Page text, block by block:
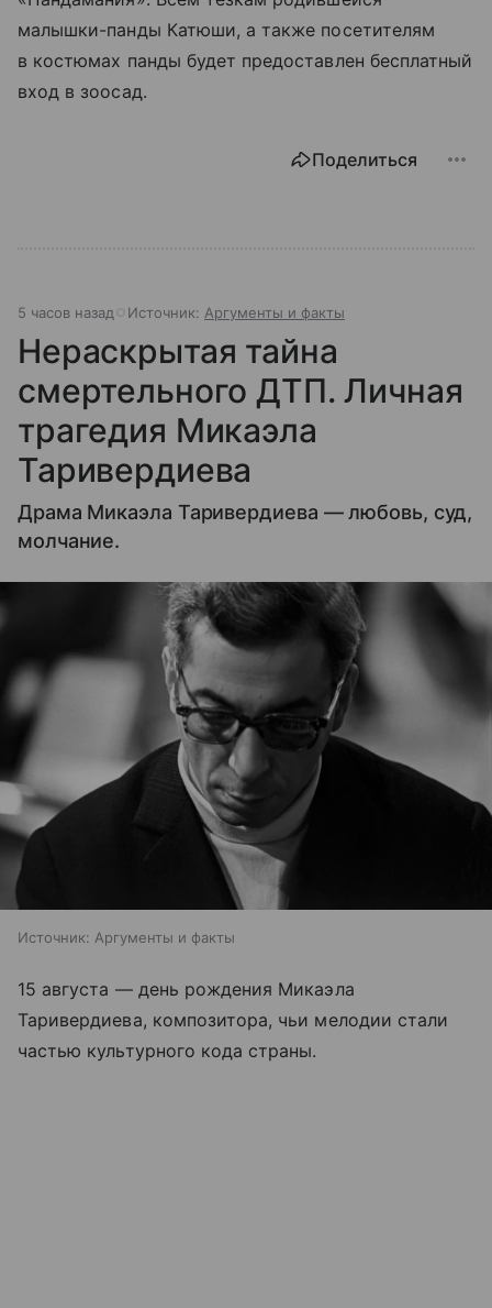
малышки-панды Катюши, а также посетителям
в костюмах панды будет предоставлен бесплатный
вход в зоосад.
Поделиться
5 часов назад Источник: Аргументы и факты
Нераскрытая тайна
смертельного ДТП. Личная
трагедия Микаэла
Таривердиева
Драма Микаэла Таривердиева — любовь, суд,
молчание.
Источник: Аргументы и факты
15 августа — день рождения Микаэла
Таривердиева, композитора, чьи мелодии стали
частью культурного кода страны.